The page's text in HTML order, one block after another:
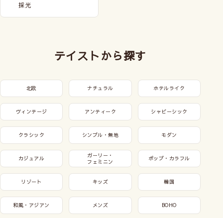
採光
テイストから探す
北欧 ナチュラル ホテルライク
ヴィンテージ アンティーク シャビーシック
クラシック シンプル・無地 モダン
カジュアル
ガーリー・
フェミニン
ポップ・カラフル
リゾート キッズ 韓国
和風・アジアン メンズ BOHO